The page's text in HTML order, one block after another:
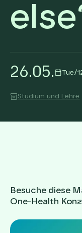
26.05. Tue/
Studium und Lehre
Besuche diese
One-Health